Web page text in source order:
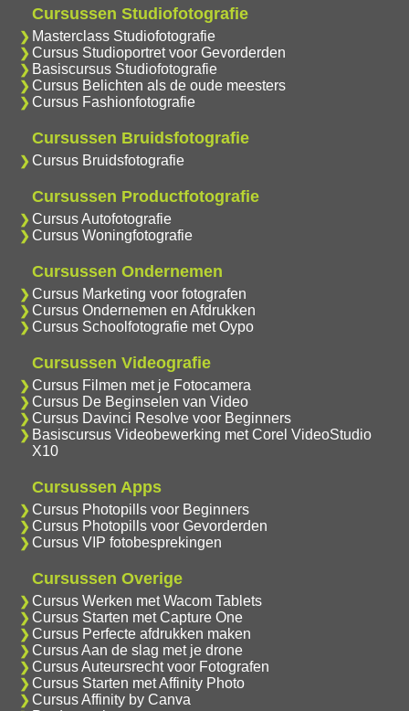
Cursussen Studiofotografie
Masterclass Studiofotografie
Cursus Studioportret voor Gevorderden
Basiscursus Studiofotografie
Cursus Belichten als de oude meesters
Cursus Fashionfotografie
Cursussen Bruidsfotografie
Cursus Bruidsfotografie
Cursussen Productfotografie
Cursus Autofotografie
Cursus Woningfotografie
Cursussen Ondernemen
Cursus Marketing voor fotografen
Cursus Ondernemen en Afdrukken
Cursus Schoolfotografie met Oypo
Cursussen Videografie
Cursus Filmen met je Fotocamera
Cursus De Beginselen van Video
Cursus Davinci Resolve voor Beginners
Basiscursus Videobewerking met Corel VideoStudio
X10
Cursussen Apps
Cursus Photopills voor Beginners
Cursus Photopills voor Gevorderden
Cursus VIP fotobesprekingen
Cursussen Overige
Cursus Werken met Wacom Tablets
Cursus Starten met Capture One
Cursus Perfecte afdrukken maken
Cursus Aan de slag met je drone
Cursus Auteursrecht voor Fotografen
Cursus Starten met Affinity Photo
Cursus Affinity by Canva